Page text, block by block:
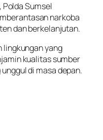
Sumsel
narkoba
dan berkelanjutan.
lingkungan yang
kualitas sumber
di masa depan.